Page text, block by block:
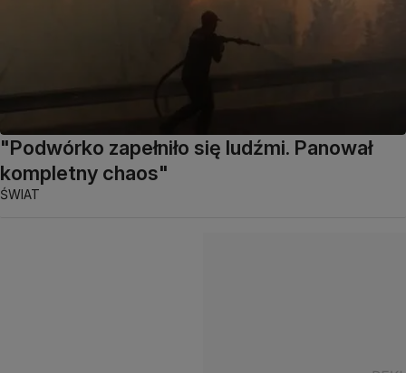
"Podwórko zapełniło się ludźmi. Panował
kompletny chaos"
ŚWIAT